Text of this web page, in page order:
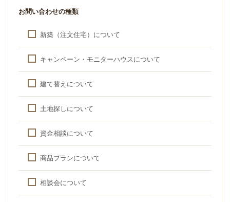
お問い合わせの種類
新築（注文住宅）について
キャンペーン・モニターハウスについて
建て替えについて
土地探しについて
資金相談について
商品プランについて
相談会について